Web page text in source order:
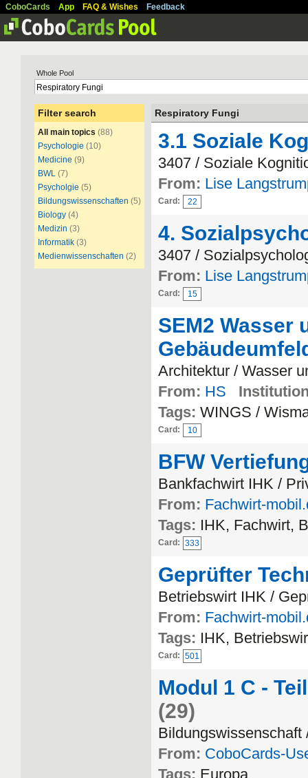
CoboCards App FAQ & Wishes Feedback
Whole Pool
Filter search
All main topics (88)
Psychologie (10)
Medicine (9)
BWL (7)
Psycholgie (5)
Bildungswissenschaften (5)
Biology (4)
Medizin (3)
Informatik (3)
Medienwissenschaften (2)
Respiratory Fungi
3.1 Soziale
3407 / Soziale
From: Lise
Card: 22
4.
3407 /
From: Lise
Card: 15
SEM2 Wasser
Architektur / Wasser
From: HS
Tags: WINGS /
Card: 10
BFW
Bankfachwirt IHK /
From: Fachwirt-
Tags: IHK, Fachwirt,
Card: 333
Geprüfter
Betriebswirt IHK /
From: Fachwirt-
Tags: IHK,
Card: 501
Modul 1 C -
(29)
From: CoboCards-
Tags: Europa